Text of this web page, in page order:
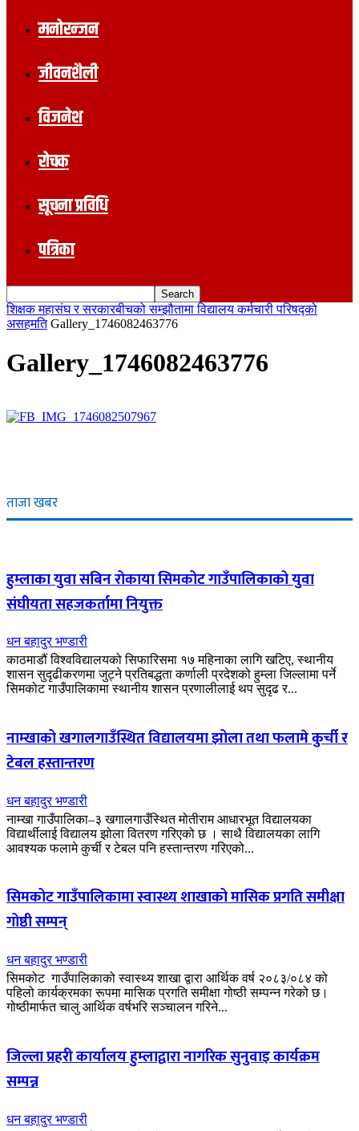
मनोरन्जन
जीवनशैली
विजनेश
रोचक
सूचना प्रविधि
पत्रिका
शिक्षक महासंघ र सरकारबीचको सम्झौतामा विद्यालय कर्मचारी परिषद्को
असहमति Gallery_1746082463776
Gallery_1746082463776
ताजा खबर
हुम्लाका युवा सबिन रोकाया सिमकोट गाउँपालिकाको युवा
संघीयता सहजकर्तामा नियुक्त
धन बहादुर भण्डारी
काठमाडौं विश्वविद्यालयको सिफारिसमा १७ महिनाका लागि खटिए, स्थानीय
शासन सुदृढीकरणमा जुट्ने प्रतिबद्धता कर्णाली प्रदेशको हुम्ला जिल्लामा पर्ने
सिमकोट गाउँपालिकामा स्थानीय शासन प्रणालीलाई थप सुदृढ र...
नाम्खाको खगालगाउँस्थित विद्यालयमा झोला तथा फलामे कुर्ची र
टेबल हस्तान्तरण
धन बहादुर भण्डारी
नाम्खा गाउँपालिका–३ खगालगाउँस्थित मोतीराम आधारभूत विद्यालयका
विद्यार्थीलाई विद्यालय झोला वितरण गरिएको छ । साथै विद्यालयका लागि
आवश्यक फलामे कुर्ची र टेबल पनि हस्तान्तरण गरिएको...
सिमकोट गाउँपालिकामा स्वास्थ्य शाखाको मासिक प्रगति समीक्षा
गोष्ठी सम्पन्
धन बहादुर भण्डारी
सिमकोट गाउँपालिकाको स्वास्थ्य शाखा द्वारा आर्थिक वर्ष २०८३/०८४ को
पहिलो कार्यक्रमका रूपमा मासिक प्रगति समीक्षा गोष्ठी सम्पन्न गरेको छ।
गोष्ठीमार्फत चालु आर्थिक वर्षभरि सञ्चालन गरिने...
जिल्ला प्रहरी कार्यालय हुम्लाद्वारा नागरिक सुनुवाइ कार्यक्रम
सम्पन्न
धन बहादुर भण्डारी